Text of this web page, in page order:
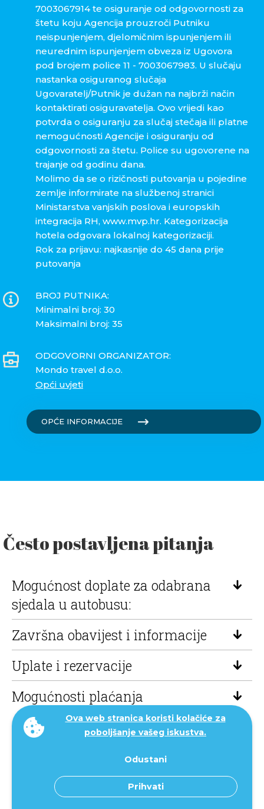
Ova web stranica koristi kolačiće za
poboljšanje vašeg iskustva.
Odustani
Prihvati
7003067914 te osiguranje od odgovornosti za
štetu koju Agencija prouzroči Putniku
neispunjenjem, djelomičnim ispunjenjem ili
neurednim ispunjenjem obveza iz Ugovora
pod brojem police 11 - 7003067983. U slučaju
nastanka osiguranog slučaja
Ugovaratelj/Putnik je dužan na najbrži način
kontaktirati osiguravatelja. Ovo vrijedi kao
potvrda o osiguranju za slučaj stečaja ili platne
nemogućnosti Agencije i osiguranju od
odgovornosti za štetu. Police su ugovorene na
trajanje od godinu dana.
Molimo da se o rizičnosti putovanja u pojedine
zemlje informirate na službenoj stranici
Ministarstva vanjskih poslova i europskih
integracija RH, www.mvp.hr. Kategorizacija
hotela odgovara lokalnoj kategorizaciji.
Rok za prijavu: najkasnije do 45 dana prije
putovanja
BROJ PUTNIKA:
Minimalni broj: 30
Maksimalni broj: 35
ODGOVORNI ORGANIZATOR:
Mondo travel d.o.o.
Opći uvjeti
OPĆE INFORMACIJE
Često postavljena pitanja
Mogućnost doplate za odabrana
sjedala u autobusu:
Završna obavijest i informacije
Uplate i rezervacije
Mogućnosti plaćanja